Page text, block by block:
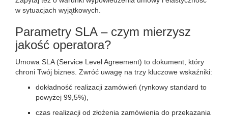
w sytuacjach wyjątkowych.
Parametry SLA – czym mierzysz
jakość operatora?
Umowa SLA (Service Level Agreement) to dokument, który
chroni Twój biznes. Zwróć uwagę na trzy kluczowe wskaźniki:
dokładność realizacji zamówień (rynkowy standard to
powyżej 99,5%),
czas realizacji od złożenia zamówienia do przekazania